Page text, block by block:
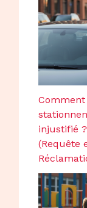
Comment
injustifié
(Requête